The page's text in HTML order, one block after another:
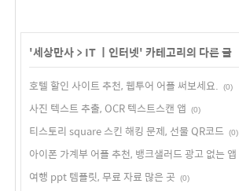
'세상만사> IT ㅣ인터넷' 카테고리의 다른 글
호텔 할인 사이트 추천, 웹투어 어플 써보세요. (0)
사진 텍스트 추출, OCR 텍스트스캔 앱
(0)
티스토리 square 스킨 해킹 문제, 선물 QR코드 (0)
아이폰 가계부 어플 추천, 뱅크샐러드 광고 없는 앱
여행 ppt 템플릿, 무료 자료 많은 곳 (0)